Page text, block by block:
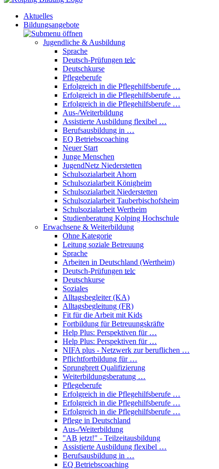
Aktuelles
Bildungsangebote
Jugendliche & Ausbildung
Sprache
Deutsch-Prüfungen telc
Deutschkurse
Pflegeberufe
Erfolgreich in die Pflegehilfsberufe …
Erfolgreich in die Pflegehilfsberufe …
Erfolgreich in die Pflegehilfsberufe …
Aus-/Weiterbildung
Assistierte Ausbildung flexibel …
Berufsausbildung in …
EQ Betriebscoaching
Neuer Start
Junge Menschen
JugendNetz Niederstetten
Schulsozialarbeit Ahorn
Schulsozialarbeit Königheim
Schulsozialarbeit Niederstetten
Schulsozialarbeit Tauberbischofsheim
Schulsozialarbeit Wertheim
Studienberatung Kolping Hochschule
Erwachsene & Weiterbildung
Ohne Kategorie
Leitung soziale Betreuung
Sprache
Arbeiten in Deutschland (Wertheim)
Deutsch-Prüfungen telc
Deutschkurse
Soziales
Alltagsbegleiter (KA)
Alltagsbegleitung (FR)
Fit für die Arbeit mit Kids
Fortbildung für Betreuungskräfte
Help Plus: Perspektiven für …
Help Plus: Perspektiven für …
NIFA plus - Netzwerk zur beruflichen …
Pflichtfortbildung für …
Sprungbrett Qualifizierung
Weiterbildungsberatung …
Pflegeberufe
Erfolgreich in die Pflegehilfsberufe …
Erfolgreich in die Pflegehilfsberufe …
Erfolgreich in die Pflegehilfsberufe …
Pflege in Deutschland
Aus-/Weiterbildung
"AB jetzt!" - Teilzeitausbildung
Assistierte Ausbildung flexibel …
Berufsausbildung in …
EQ Betriebscoaching